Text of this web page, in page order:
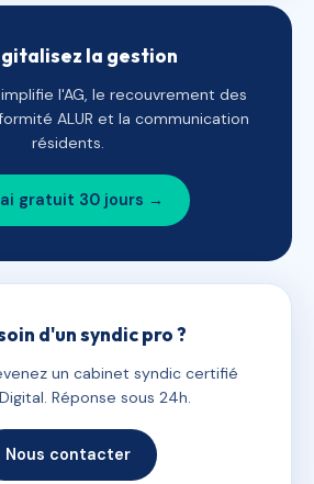
la gestion
l'AG, le recouvrement des
ALUR et la communication
résidents.
gratuit 30 jours →
d'un syndic pro ?
un cabinet syndic certifié
Réponse sous 24h.
Nous contacter